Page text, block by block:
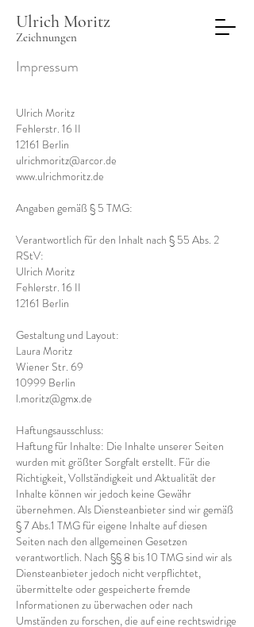
Ulrich Moritz
Zeichnungen
Impressum
Ulrich Moritz
Fehlerstr. 16 II
12161 Berlin
ulrichmoritz@arcor.de
www.ulrichmoritz.de
Angaben gemäß § 5 TMG:
Verantwortlich für den Inhalt nach § 55 Abs. 2
RStV:
Ulrich Moritz
Fehlerstr. 16 II
12161 Berlin
Gestaltung und Layout:
Laura Moritz
Wiener Str. 69
10999 Berlin
l.moritz@gmx.de
Haftungsausschluss:
Haftung für Inhalte: Die Inhalte unserer Seiten
wurden mit größter Sorgfalt erstellt. Für die
Richtigkeit, Vollständigkeit und Aktualität der
Inhalte können wir jedoch keine Gewähr
übernehmen. Als Diensteanbieter sind wir gemäß
§ 7 Abs.1 TMG für eigene Inhalte auf diesen
Seiten nach den allgemeinen Gesetzen
verantwortlich. Nach §§ 8 bis 10 TMG sind wir als
Diensteanbieter jedoch nicht verpflichtet,
übermittelte oder gespeicherte fremde
Informationen zu überwachen oder nach
Umständen zu forschen, die auf eine rechtswidrige